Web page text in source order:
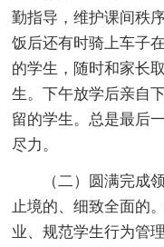
勤指导，维护课间秩
饭后还有时骑上车子
的学生，随时和家长
生。下午放学后亲自
留的学生。总是最后
尽力。
（二）圆满完成
止境的、细致全面的
业、规范学生行为管